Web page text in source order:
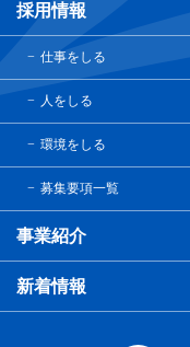
採用情報
仕事をしる
人をしる
環境をしる
募集要項一覧
事業紹介
新着情報